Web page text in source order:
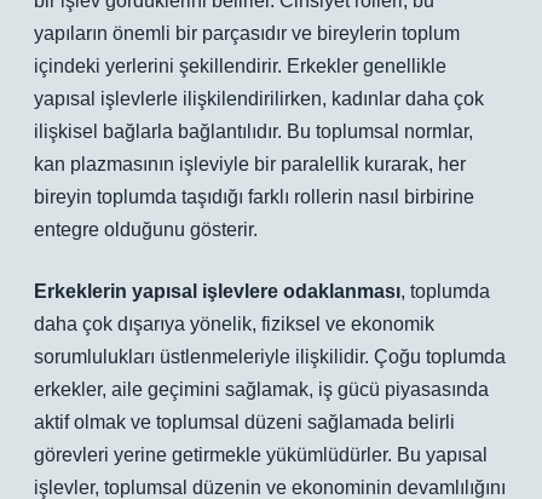
yapıların önemli bir parçasıdır ve bireylerin toplum
içindeki yerlerini şekillendirir. Erkekler genellikle
yapısal işlevlerle ilişkilendirilirken, kadınlar daha çok
ilişkisel bağlarla bağlantılıdır. Bu toplumsal normlar,
kan plazmasının işleviyle bir paralellik kurarak, her
bireyin toplumda taşıdığı farklı rollerin nasıl birbirine
entegre olduğunu gösterir.
Erkeklerin yapısal işlevlere odaklanması, toplumda
daha çok dışarıya yönelik, fiziksel ve ekonomik
sorumlulukları üstlenmeleriyle ilişkilidir. Çoğu toplumda
erkekler, aile geçimini sağlamak, iş gücü piyasasında
aktif olmak ve toplumsal düzeni sağlamada belirli
görevleri yerine getirmekle yükümlüdürler. Bu yapısal
işlevler, toplumsal düzenin ve ekonominin devamlılığını